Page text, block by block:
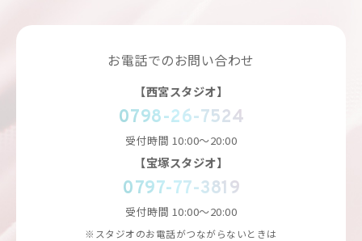
お電話でのお問い合わせ
【西宮スタジオ】
0798-26-7524
受付時間 10:00～20:00
【宝塚スタジオ】
0797-77-3819
受付時間 10:00～20:00
※スタジオのお電話がつながらないときは